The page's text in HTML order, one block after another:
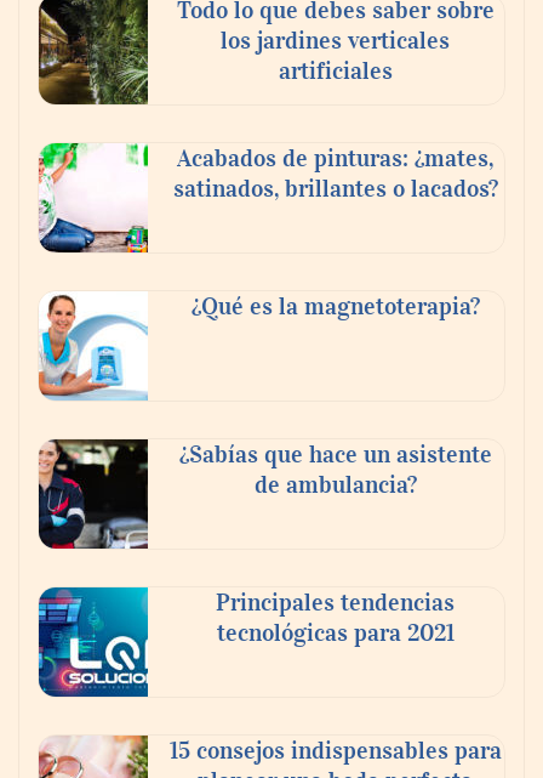
buscan proyectar talento mexicano y
fortalecer el turismo médico
En el Día de la Cerveza, Grupo Modelo
mundo elige para reunirse: 7 de cada 10 la
Todo lo que debes saber sobre
los jardines verticales
artificiales
Acabados de pinturas: ¿mates,
satinados, brillantes o lacados?
¿Qué es la magnetoterapia?
¿Sabías que hace un asistente
de ambulancia?
Principales tendencias
tecnológicas para 2021
15 consejos indispensables para